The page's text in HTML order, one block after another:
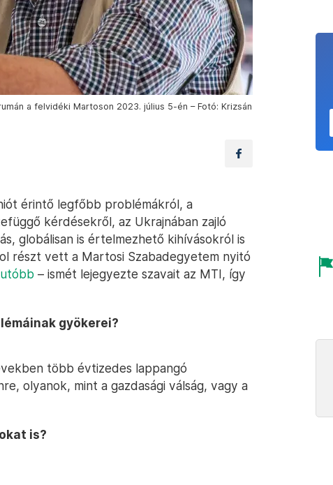
a felvidéki Martoson 2023. július 5-én – Fotó: Krizsán
érintő legfőbb problémákról, a
kérdésekről, az Ukrajnában zajló
globálisan is értelmezhető kihívásokról is
részt vett a Martosi Szabadegyetem nyitó
– ismét lejegyezte szavait az MTI, így
gyökerei?
több évtizedes lappangó
olyanok, mint a gazdasági válság, vagy a
is?